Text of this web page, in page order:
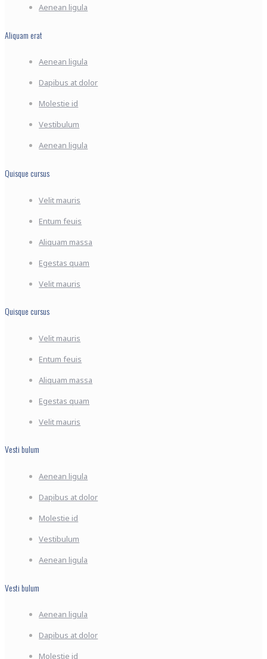
Aenean ligula
Aliquam erat
Aenean ligula
Dapibus at dolor
Molestie id
Vestibulum
Aenean ligula
Quisque cursus
Velit mauris
Entum feuis
Aliquam massa
Egestas quam
Velit mauris
Quisque cursus
Velit mauris
Entum feuis
Aliquam massa
Egestas quam
Velit mauris
Vesti bulum
Aenean ligula
Dapibus at dolor
Molestie id
Vestibulum
Aenean ligula
Vesti bulum
Aenean ligula
Dapibus at dolor
Molestie id